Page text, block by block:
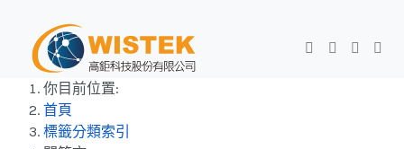
你目前位置:
首頁
標籤分類索引